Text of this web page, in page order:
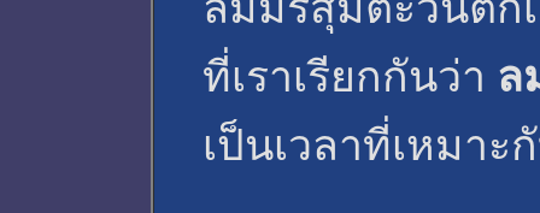
ที่เราเรียกกันว่า ล
เป็นเวลาที่เหมาะ